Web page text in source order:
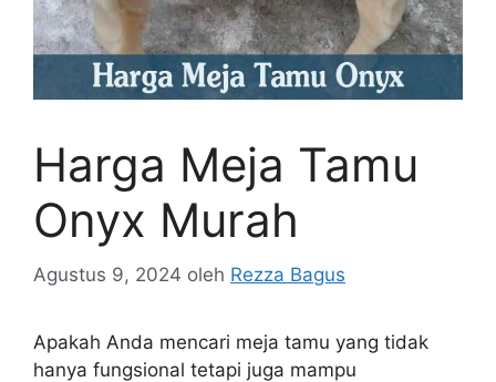
Harga Meja Tamu
Onyx Murah
Agustus 9, 2024 oleh Rezza Bagus
Apakah Anda mencari meja tamu yang tidak
hanya fungsional tetapi juga mampu